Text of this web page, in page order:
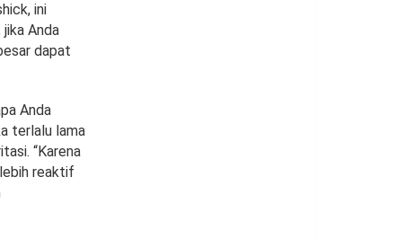
ini
Anda
dapat
Anda
terlalu lama
“Karena
reaktif